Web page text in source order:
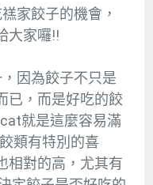
家餃子的機會，
大家囉!!
因為餃子不只是
已，而是好吃的餃
就是這麼容易滿
類有特別的喜
相對的高，尤其有